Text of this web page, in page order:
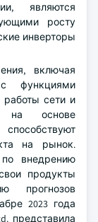
являются
росту
инверторы
включая
функциями
работы сети и
на основе
на рынок.
внедрению
продукты
прогнозов
2023 года
представила